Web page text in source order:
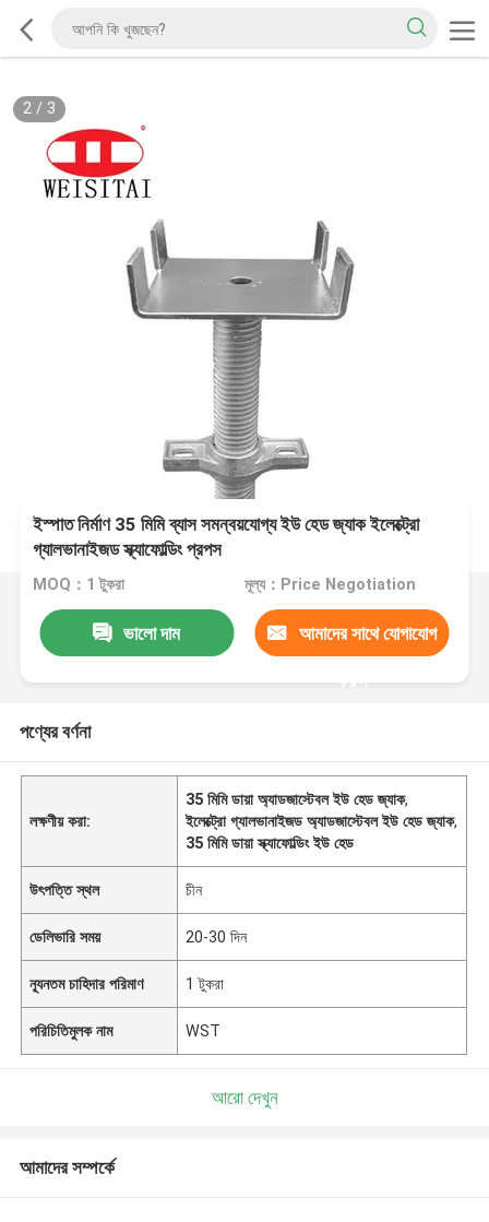
2/ 3
ইস্পাত নির্মাণ 35 মিমি ব্যাস সমন্বয়যোগ্য ইউ হেড জ্যাক ইলেক্ট্রো
গ্যালভানাইজড স্ক্যাফোল্ডিং প্রপস
MOQ：1 টুকরা মূল্য：Price Negotiation
ভালো দাম আমাদের সাথে যোগাযোগ
করুন
পণ্যের বর্ণনা
লক্ষণীয় করা:
35 মিমি ডায়া অ্যাডজাস্টেবল ইউ হেড জ্যাক,
ইলেক্ট্রো গ্যালভানাইজড অ্যাডজাস্টেবল ইউ হেড জ্যাক,
35 মিমি ডায়া স্ক্যাফোল্ডিং ইউ হেড
উৎপত্তি স্থল চীন
ডেলিভারি সময় 20-30 দিন
ন্যূনতম চাহিদার পরিমাণ 1 টুকরা
পরিচিতিমুলক নাম WST
আরো দেখুন
আমাদের সম্পর্কে